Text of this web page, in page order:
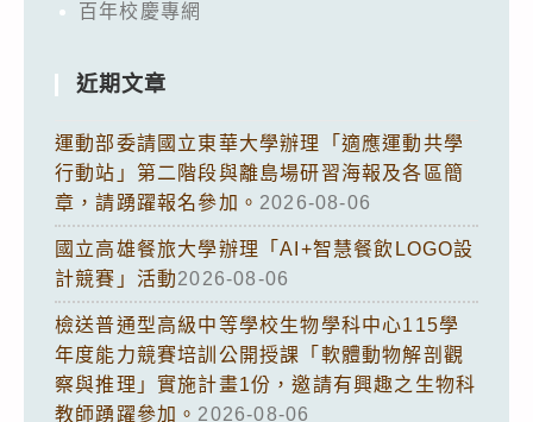
百年校慶專網
近期文章
運動部委請國立東華大學辦理「適應運動共學
行動站」第二階段與離島場研習海報及各區簡
章，請踴躍報名參加。 2026-08-06
國立高雄餐旅大學辦理「AI+智慧餐飲LOGO設
計競賽」活動2026-08-06
檢送普通型高級中等學校生物學科中心115學
年度能力競賽培訓公開授課「軟體動物解剖觀
察與推理」實施計畫1份，邀請有興趣之生物科
教師踴躍參加。 2026-08-06